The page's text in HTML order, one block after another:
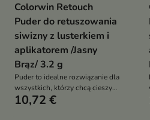
Colorwin Retouch
Puder do retuszowania
siwizny z lusterkiem i
aplikatorem /Jasny
Brąz/ 3.2 g
Puder to idealne rozwiązanie dla
wszystkich, którzy chcą cieszyć
się pięknymi, zadbany włosami i
10,72 €